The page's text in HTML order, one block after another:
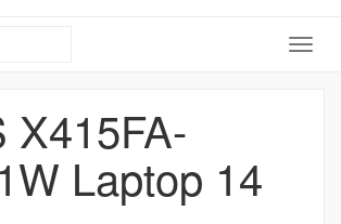
X415FA-
Laptop 14